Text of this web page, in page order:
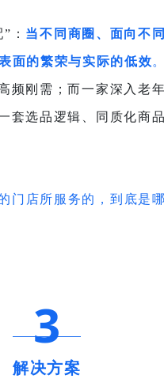
： 当不同商圈、面向不
面的繁荣与实际的低效
频刚需；而一家深入老
套选品逻辑、同质化商
门店所服务的，到底是
3
解决方案